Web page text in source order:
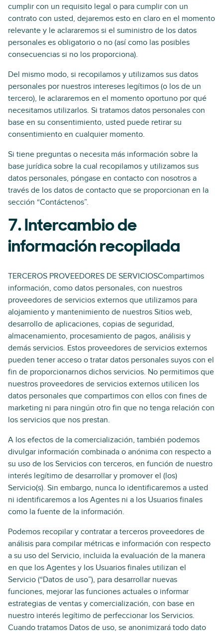
cumplir con un requisito legal o para cumplir con un
contrato con usted, dejaremos esto en claro en el momento
relevante y le aclararemos si el suministro de los datos
personales es obligatorio o no (así como las posibles
consecuencias si no los proporciona).
Del mismo modo, si recopilamos y utilizamos sus datos
personales por nuestros intereses legítimos (o los de un
tercero), le aclararemos en el momento oportuno por qué
necesitamos utilizarlos. Si tratamos datos personales con
base en su consentimiento, usted puede retirar su
consentimiento en cualquier momento.
Si tiene preguntas o necesita más información sobre la
base jurídica sobre la cual recopilamos y utilizamos sus
datos personales, póngase en contacto con nosotros a
través de los datos de contacto que se proporcionan en la
sección “Contáctenos”.
7. Intercambio de
información recopilada
TERCEROS PROVEEDORES DE SERVICIOSCompartimos
información, como datos personales, con nuestros
proveedores de servicios externos que utilizamos para
alojamiento y mantenimiento de nuestros Sitios web,
desarrollo de aplicaciones, copias de seguridad,
almacenamiento, procesamiento de pagos, análisis y
demás servicios. Estos proveedores de servicios externos
pueden tener acceso o tratar datos personales suyos con el
fin de proporcionarnos dichos servicios. No permitimos que
nuestros proveedores de servicios externos utilicen los
datos personales que compartimos con ellos con fines de
marketing ni para ningún otro fin que no tenga relación con
los servicios que nos prestan.
A los efectos de la comercialización, también podemos
divulgar información combinada o anónima con respecto a
su uso de los Servicios con terceros, en función de nuestro
interés legítimo de desarrollar y promover el (los)
Servicio(s). Sin embargo, nunca lo identificaremos a usted
ni identificaremos a los Agentes ni a los Usuarios finales
como la fuente de la información.
Podemos recopilar y contratar a terceros proveedores de
análisis para compilar métricas e información con respecto
a su uso del Servicio, incluida la evaluación de la manera
en que los Agentes y los Usuarios finales utilizan el
Servicio (“Datos de uso”), para desarrollar nuevas
funciones, mejorar las funciones actuales o informar
estrategias de ventas y comercialización, con base en
nuestro interés legítimo de perfeccionar los Servicios.
Cuando tratamos Datos de uso, se anonimizará todo dato